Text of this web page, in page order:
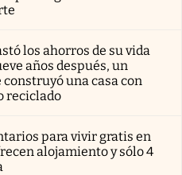
los ahorros de su vida
años después, un
una casa con
reciclado
para vivir gratis en
alojamiento y sólo 4